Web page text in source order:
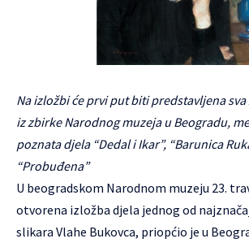
Na izložbi će prvi put biti predstavljena sva
iz zbirke Narodnog muzeja u Beogradu,
poznata djela “Dedal i Ikar”, “Barunica
“Probuđena”
U beogradskom Narodnom muzeju 23.
otvorena izložba djela jednog od
slikara Vlahe Bukovca, priopćio je u